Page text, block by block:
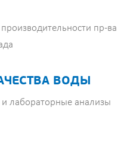
пр-ва
ВОДЫ
и лабораторные анализы